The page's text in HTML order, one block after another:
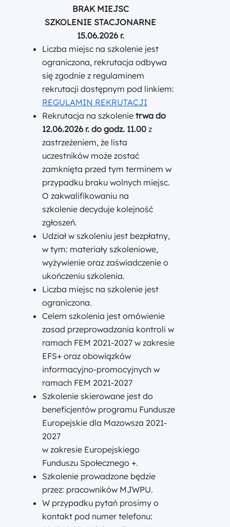
BRAK MIEJSC
SZKOLENIE STACJONARNE
15.06.2026 r.
Liczba miejsc na szkolenie jest
ograniczona, rekrutacja odbywa
się zgodnie z regulaminem
rekrutacji dostępnym pod linkiem:
REGULAMIN REKRUTACJI
Rekrutacja na szkolenie trwa do
12.06.2026 r. do godz. 11.00 z
zastrzeżeniem, że lista
uczestników może zostać
zamknięta przed tym terminem w
przypadku braku wolnych miejsc.
O zakwalifikowaniu na
szkolenie decyduje kolejność
zgłoszeń.
Udział w szkoleniu jest bezpłatny,
w tym: materiały szkoleniowe,
wyżywienie oraz zaświadczenie o
ukończeniu szkolenia.
Liczba miejsc na szkolenie jest
ograniczona.
Celem szkolenia jest omówienie
zasad przeprowadzania kontroli w
ramach FEM 2021-2027 w zakresie
EFS+ oraz obowiązków
informacyjno-promocyjnych w
ramach FEM 2021-2027
Szkolenie skierowane jest do
beneficjentów programu Fundusze
Europejskie dla Mazowsza 2021-
2027
w zakresie Europejskiego
Funduszu Społecznego +.
Szkolenie prowadzone będzie
przez: pracowników MJWPU.
W przypadku pytań prosimy o
kontakt pod numer telefonu: